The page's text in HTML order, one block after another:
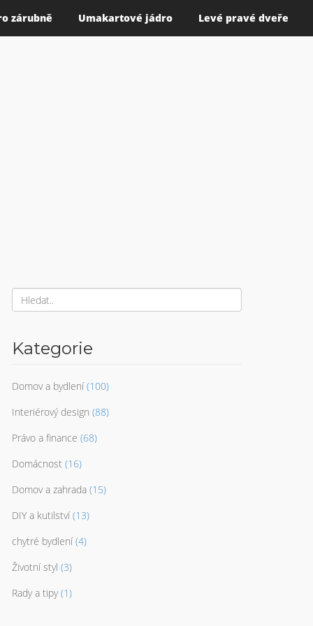
zárubně Umakartové jádro Levé pravé dveře
Kategorie
Domov a bydlení (100)
Interiérový design (88)
Právo a finance (68)
Domácnost (16)
Domov a zahrada (15)
DIY a kutilství (13)
chytré bydlení (4)
Životní styl (3)
Rady a tipy (1)